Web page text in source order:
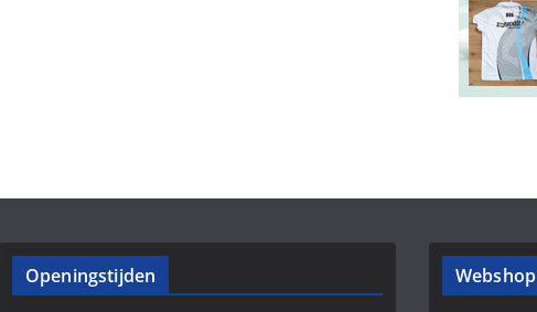
Openingstijden Webshop